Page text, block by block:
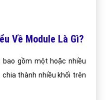
Về Module Là Gì?
gồm một hoặc nhiều
thành nhiều khối trên